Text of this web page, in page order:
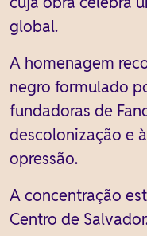
global.
A homenagem
negro formulado
fundadoras de
descolonização e
opressão.
A concentração
Centro de